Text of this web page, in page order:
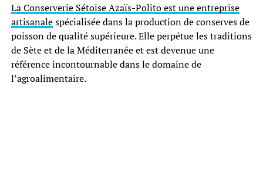
La Conserverie Sétoise Azaïs-Polito est une entreprise
artisanalespécialisée dans la production de conserves de
poisson de qualité supérieure. Elle perpétue les traditions
de Sète et de la Méditerranée et est devenue une
référence incontournable dans le domaine de
l’agroalimentaire.